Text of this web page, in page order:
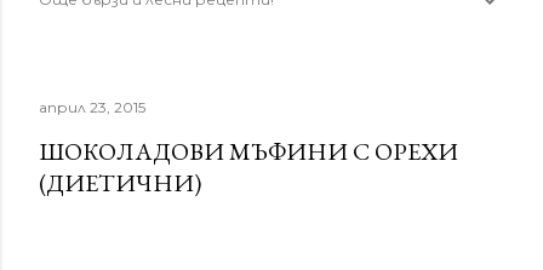
април 23, 2015
ШОКОЛАДОВИ МЪФИНИ С ОРЕХИ
(ДИЕТИЧНИ)